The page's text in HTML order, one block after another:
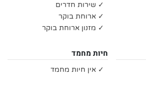
✓ שירות חדרים
✓ ארוחת בוקר
✓ מזנון ארוחת בוקר
חיות מחמד
✓ אין חיות מחמד